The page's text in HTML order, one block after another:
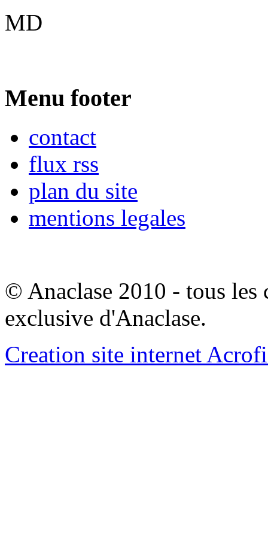
MD
Menu footer
contact
flux rss
plan du site
mentions legales
© Anaclase 2010 - tous les
exclusive d'Anaclase.
Creation site internet